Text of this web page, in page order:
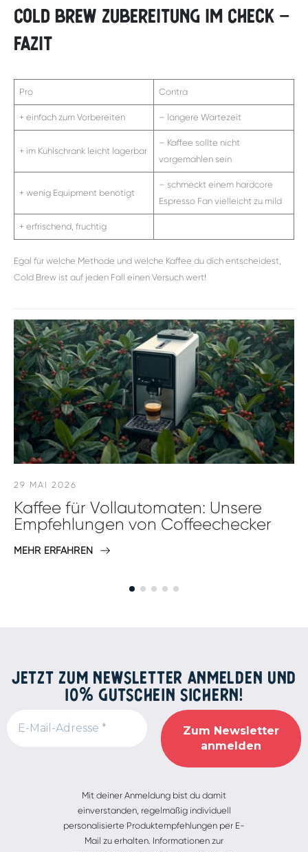
Cold Brew Zubereitung im Check –
Fazit
Pro Contra
+ einfach zum Vorbereiten – längere Wartezeit
+ im Kühlschrank leicht lagerbar
– Kaffee sollte nicht
vorgemahlen sein
+ wenig Equipment benötigt
– schmeckt einem hardcore
Espresso Fan vielleicht zu mild
+ erfrischend, fruchtig
Egal für welche Methode und welche Kaffee du dich entscheidest,
Cold Brew ist auf jeden Fall einen Versuch wert!
29 MAI 2026
Kaffee für Vollautomaten: Unsere
Empfehlungen von Coffeechecker
MEHR ERFAHREN
JETZT ZUM NEWSLETTER ANMELDEN UND
10% GUTSCHEIN SICHERN!
Mit deiner Anmeldung bist du damit
einverstanden, regelmäßig individuell
personalisierte Produktempfehlungen per E-
Mail zu erhalten. Informationen zur